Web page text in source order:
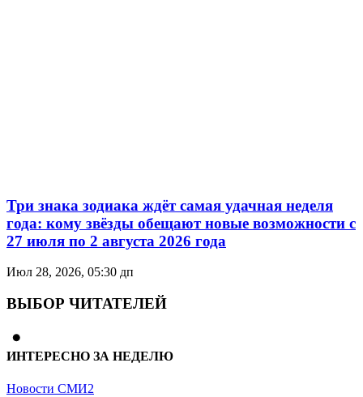
Три знака зодиака ждёт самая удачная неделя
года: кому звёзды обещают новые возможности с
27 июля по 2 августа 2026 года
Июл 28, 2026, 05:30 дп
ВЫБОР ЧИТАТЕЛЕЙ
ИНТЕРЕСНО ЗА НЕДЕЛЮ
Новости СМИ2